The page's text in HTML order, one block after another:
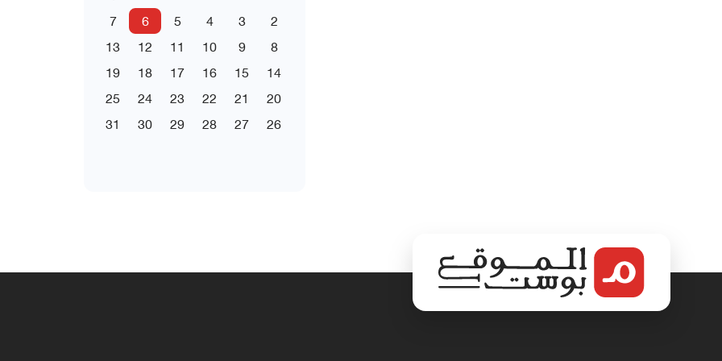
2
3
4
5
6
7
8
9
10
11
12
13
14
15
16
17
18
19
20
21
22
23
24
25
26
27
28
29
30
31